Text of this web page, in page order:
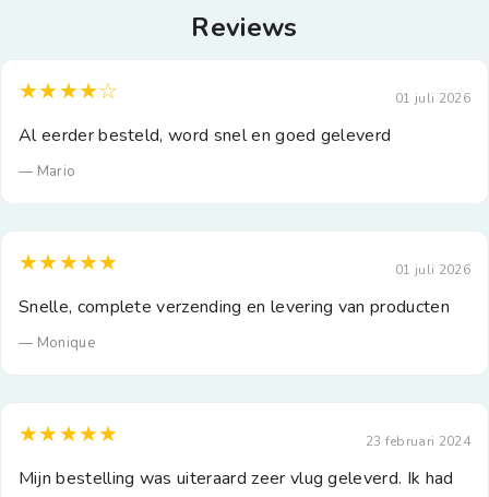
Reviews
★★★★☆ 01 juli 2026
Al eerder besteld, word snel en goed geleverd
— Mario
★★★★★ 01 juli 2026
Snelle, complete verzending en levering van producten
— Monique
★★★★★ 23 februari 2024
Mijn bestelling was uiteraard zeer vlug geleverd. Ik had